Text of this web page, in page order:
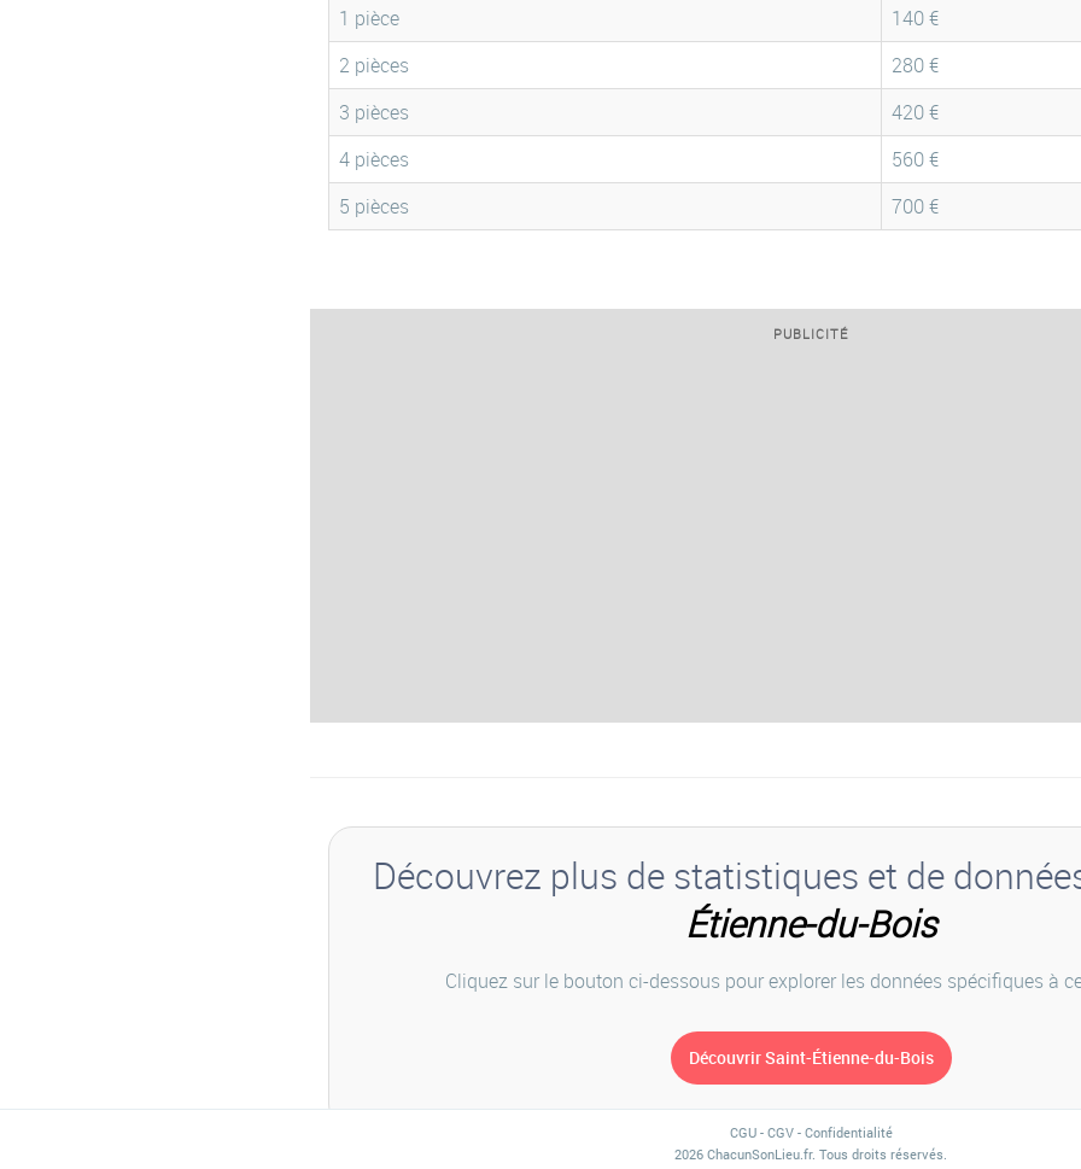
1 pièce
140 €
2 pièces
280 €
3 pièces
420 €
4 pièces
560 €
5 pièces
700 €
PUBLICITÉ
Découvrez plus de statistiques et de
Étienne-du-Bois
Cliquez sur le bouton ci-dessous pour explorer les données spécifiques à
CGU- CGV- Confidentialité
2026 ChacunSonLieu.fr. Tous droits réservés.